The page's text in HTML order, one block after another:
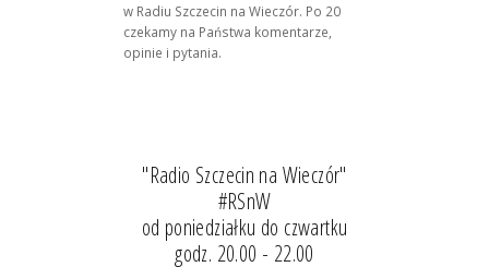
w Radiu Szczecin na Wieczór. Po 20
czekamy na Państwa komentarze,
opinie i pytania.
"Radio Szczecin na Wieczór"
#RSnW
od poniedziałku do czwartku
godz. 20.00 - 22.00